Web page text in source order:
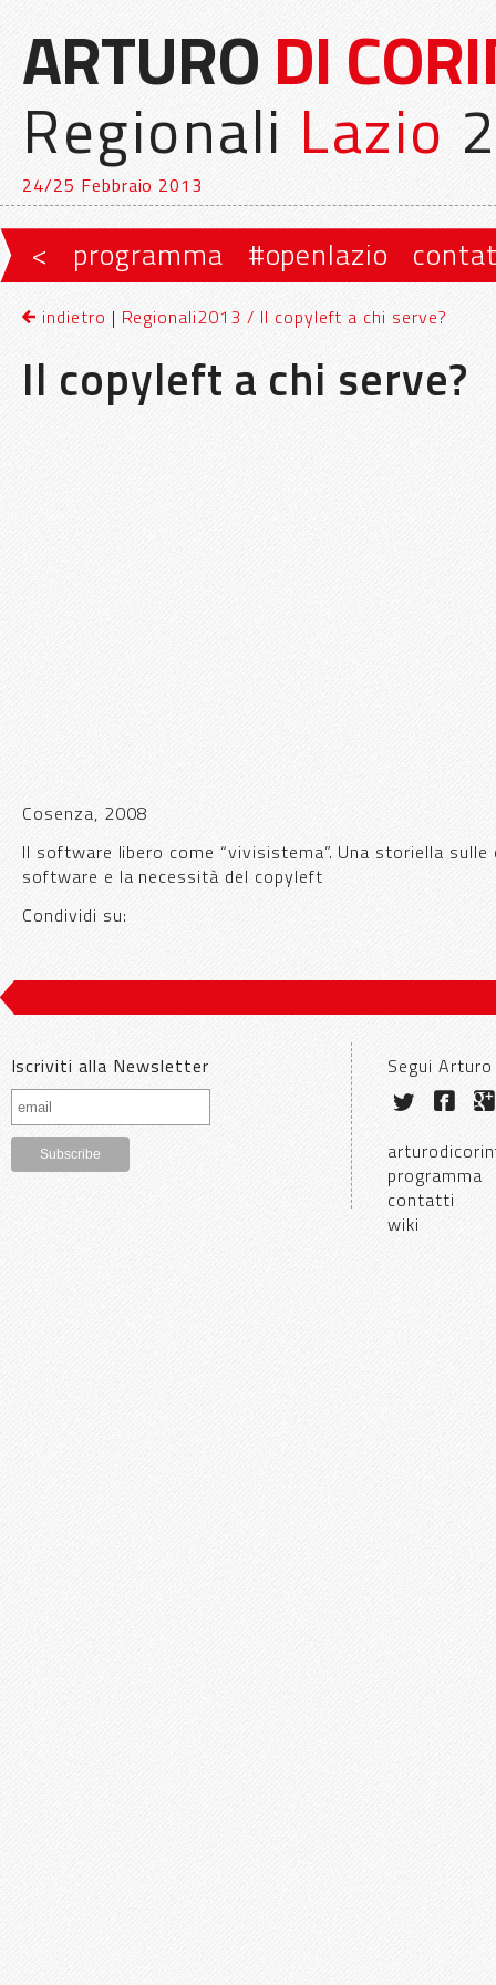
ARTURODI
Regionali Lazio
24/25 Febbraio 2013
Menu principale
Vai al contenuto principale
Vai al contenuto secondario
< programma #openlazio
indietro | Regionali2013 / Il copyleft a chi serve?
Il copyleft a chi serve?
Cosenza, 2008
Il software libero come “vivisistema”. Una storiella
software e la necessità del copyleft
Condividi su:
Iscriviti alla Newsletter Segui
programma
contatti
wiki